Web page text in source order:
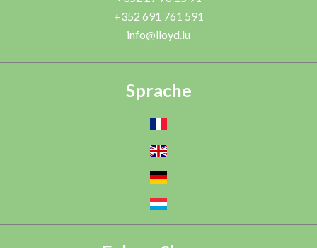
+352 691 761 591
info@lloyd.lu
Sprache